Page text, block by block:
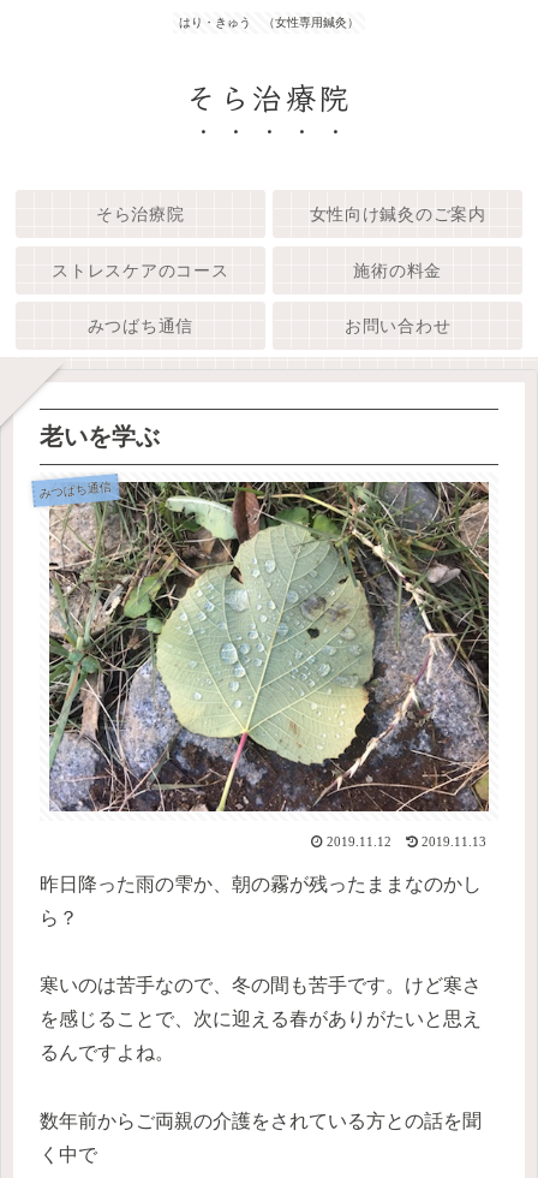
はり・きゅう （女性専用鍼灸）
そら治療院
そら治療院 女性向け鍼灸のご案内
ストレスケアのコース 施術の料金
みつばち通信 お問い合わせ
老いを学ぶ
みつばち通信
2019.11.12 2019.11.13
昨日降った雨の雫か、朝の霧が残ったままなのかし
ら？
寒いのは苦手なので、冬の間も苦手です。けど寒さ
を感じることで、次に迎える春がありがたいと思え
るんですよね。
数年前からご両親の介護をされている方との話を聞
く中で